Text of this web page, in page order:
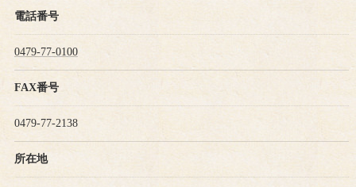
電話番号
0479-77-0100
FAX番号
0479-77-2138
所在地